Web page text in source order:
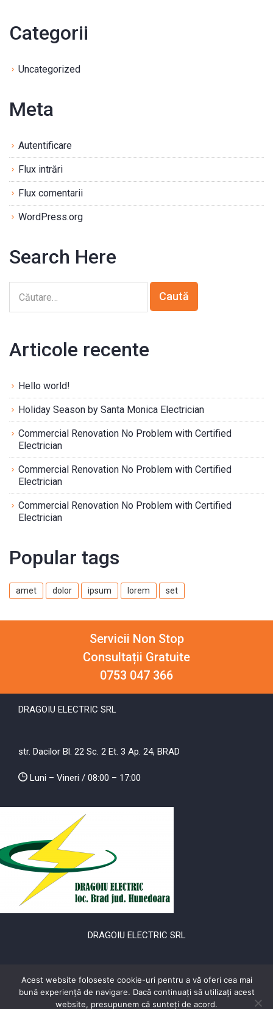
Categorii
Uncategorized
Meta
Autentificare
Flux intrări
Flux comentarii
WordPress.org
Search Here
Articole recente
Hello world!
Holiday Season by Santa Monica Electrician
Commercial Renovation No Problem with Certified
Electrician
Commercial Renovation No Problem with Certified
Electrician
Commercial Renovation No Problem with Certified
Electrician
Popular tags
amet dolor ipsum lorem set
Servicii Non Stop
Consultații Gratuite
0753 047 366
DRAGOIU ELECTRIC SRL
str. Dacilor Bl. 22 Sc. 2 Et. 3 Ap. 24, BRAD
Luni – Vineri / 08:00 – 17:00
DRAGOIU ELECTRIC SRL
str. Dacilor Bl. 22 Sc. 2 Et. 3 Ap. 24, BRAD
Luni – Vineri / 08:00 – 17:00
Acest website foloseste cookie-uri pentru a vă oferi cea mai
bună experiență de navigare. Dacă continuați să utilizați acest
website, presupunem că sunteți de acord.